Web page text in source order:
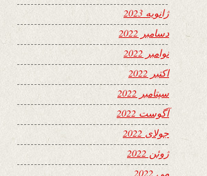
ژانویه 2023
دسامبر 2022
نوامبر 2022
اکتبر 2022
سپتامبر 2022
آگوست 2022
جولای 2022
ژوئن 2022
می 2022